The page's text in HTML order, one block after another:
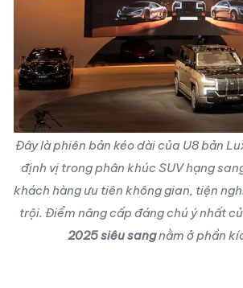
Đây là phiên bản kéo dài của U8 bản
định vị trong phân khúc SUV hạng
khách hàng ưu tiên không gian, tiện
trội. Điểm nâng cấp đáng chú ý nhất
2025 siêu sangnằm ở phần